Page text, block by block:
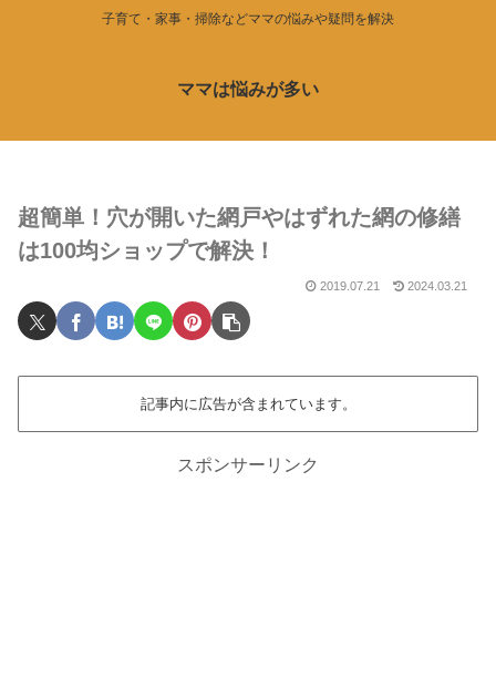
子育て・家事・掃除などママの悩みや疑問を解決
ママは悩みが多い
超簡単！穴が開いた網戸やはずれた網の修繕
は100均ショップで解決！
2019.07.21 2024.03.21
記事内に広告が含まれています。
スポンサーリンク